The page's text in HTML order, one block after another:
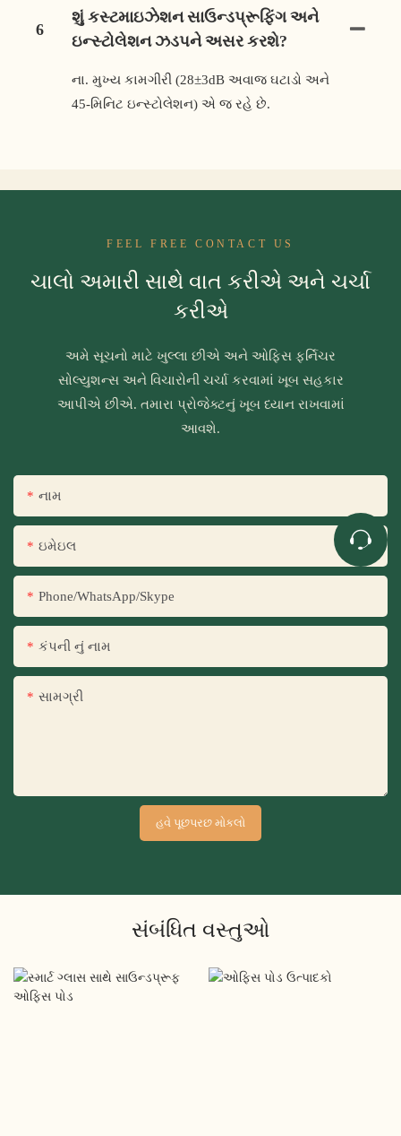
6
શું કસ્ટમાઇઝેશન સાઉન્ડપ્રૂફિંગ અને
ઇન્સ્ટોલેશન ઝડપને અસર કરશે?
ના. મુખ્ય કામગીરી (28±3dB અવાજ ઘટાડો અને
45-મિનિટ ઇન્સ્ટોલેશન) એ જ રહે છે.
FEEL FREE CONTACT US
ચાલો અમારી સાથે વાત કરીએ અને ચર્ચા
કરીએ
અમે સૂચનો માટે ખુલ્લા છીએ અને ઓફિસ ફર્નિચર
સોલ્યુશન્સ અને વિચારોની ચર્ચા કરવામાં ખૂબ સહકાર
આપીએ છીએ. તમારા પ્રોજેક્ટનું ખૂબ ધ્યાન રાખવામાં
આવશે.
નામ
ઇમેઇલ
Phone/WhatsApp/Skype
કંપની નું નામ
સામગ્રી
હવે પૂછપરછ મોકલો
સંબંધિત વસ્તુઓ